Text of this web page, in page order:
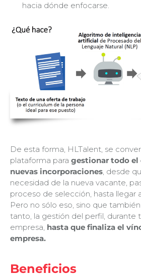
hacia dónde enfocarse.
De esta forma, HLTalent, se
plataforma para gestionar todo el
nuevas incorporaciones, desde
necesidad de la nueva vacante,
proceso de selección, hasta llegar
Pero no sólo eso, sino que
tanto, la gestión del perfil, durante
empresa, hasta que finaliza el
empresa.
Beneficios